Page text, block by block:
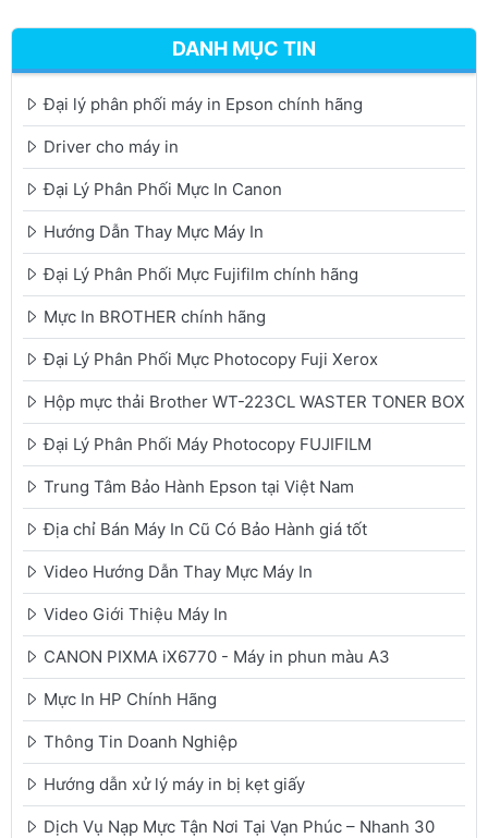
DANH MỤC TIN
Đại lý phân phối máy in Epson chính hãng
Driver cho máy in
Đại Lý Phân Phối Mực In Canon
Hướng Dẫn Thay Mực Máy In
Đại Lý Phân Phối Mực Fujifilm chính hãng
Mực In BROTHER chính hãng
Đại Lý Phân Phối Mực Photocopy Fuji Xerox
Hộp mực thải Brother WT-223CL WASTER TONER BOX
Đại Lý Phân Phối Máy Photocopy FUJIFILM
Trung Tâm Bảo Hành Epson tại Việt Nam
Địa chỉ Bán Máy In Cũ Có Bảo Hành giá tốt
Video Hướng Dẫn Thay Mực Máy In
Video Giới Thiệu Máy In
CANON PIXMA iX6770 - Máy in phun màu A3
Mực In HP Chính Hãng
Thông Tin Doanh Nghiệp
Hướng dẫn xử lý máy in bị kẹt giấy
Dịch Vụ Nạp Mực Tận Nơi Tại Vạn Phúc – Nhanh 30